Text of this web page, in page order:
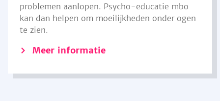
problemen aanlopen. Psycho-educatie mbo
kan dan helpen om moeilijkheden onder ogen
te zien.
Meer informatie